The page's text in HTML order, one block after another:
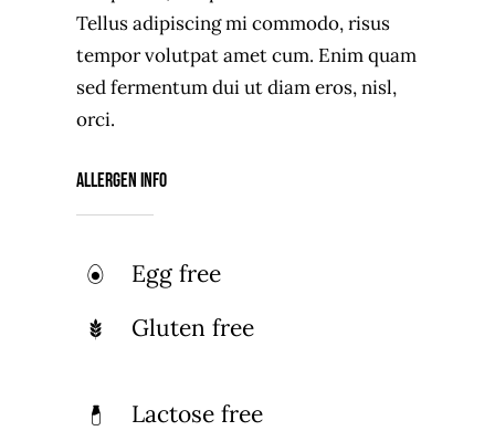
Tellus adipiscing mi commodo, risus
tempor volutpat amet cum. Enim quam
sed fermentum dui ut diam eros, nisl,
orci.
Allergen Info
Egg free
Gluten free
Lactose free